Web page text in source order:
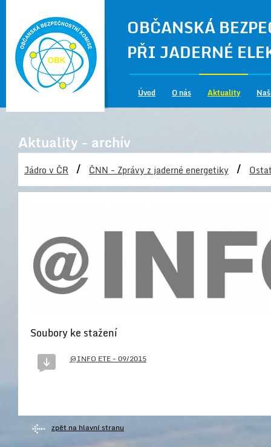
OBČANSKÁ
PŘI JADERNÉ
Úvod O nás Aktuality
Aktuality - archív
Jádro v ČR / ČNN - Zprávy z jaderné energetiky /
Soubory ke stažení
@INFO ETE - 09/2015
zpět na hlavní stranu